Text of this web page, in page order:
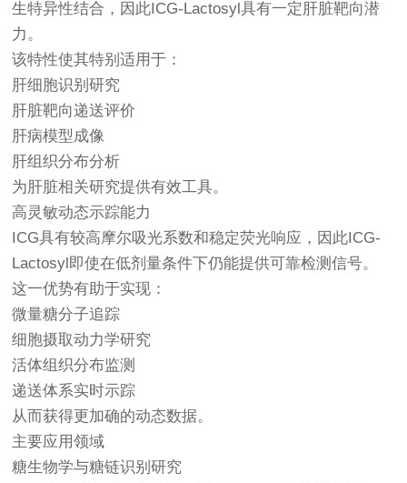
生特异性结合，因此ICG-Lactosyl具有一定肝脏靶向潜
力。
该特性使其特别适用于：
肝细胞识别研究
肝脏靶向递送评价
肝病模型成像
肝组织分布分析
为肝脏相关研究提供有效工具。
高灵敏动态示踪能力
ICG具有较高摩尔吸光系数和稳定荧光响应，因此ICG-
Lactosyl即使在低剂量条件下仍能提供可靠检测信号。
这一优势有助于实现：
微量糖分子追踪
细胞摄取动力学研究
活体组织分布监测
递送体系实时示踪
从而获得更加确的动态数据。
主要应用领域
糖生物学与糖链识别研究